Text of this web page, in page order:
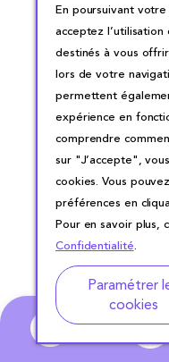
Adresse
En poursuivant
acceptez
destinés à vous
lors de votre
permettent
expérience en
comprendre
sur "J’accepte",
cookies. Vous
préférences en
Pour en savoir plus,
Confidentialité.
Paramétrer
cookies